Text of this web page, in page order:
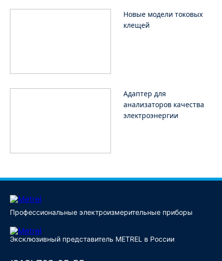
Новые модели токовых
клещей
Адаптер для
анализаторов качества
электроэнергии
Профессиональные электроизмерительные приборы
Эксклюзивный представитель METREL в России